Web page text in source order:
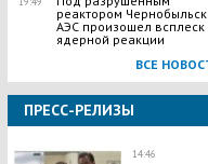
реактором
АЭС произошел всплеск
ядерной реакции
ВСЕ
ПРЕСС-РЕЛИЗЫ
14:46